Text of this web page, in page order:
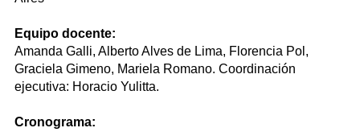
Equipo docente:
Amanda Galli, Alberto Alves de Lima, Florencia Pol,
Graciela Gimeno, Mariela Romano. Coordinación
ejecutiva: Horacio Yulitta.
Cronograma: